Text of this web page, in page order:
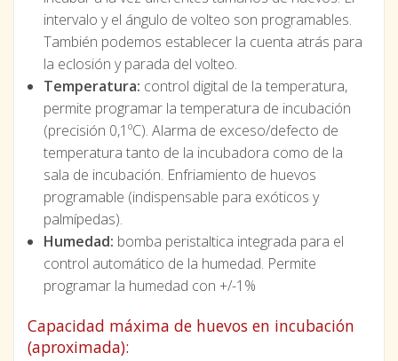
intervalo y el ángulo de volteo son programables.
También podemos establecer la cuenta atrás para
la eclosión y parada del volteo.
Temperatura: control digital de la temperatura,
permite programar la temperatura de incubación
(precisión 0,1ºC). Alarma de exceso/defecto de
temperatura tanto de la incubadora como de la
sala de incubación. Enfriamiento de huevos
programable (indispensable para exóticos y
palmípedas).
Humedad: bomba peristaltica integrada para el
control automático de la humedad. Permite
programar la humedad con +/-1%
Capacidad máxima de huevos en incubación
(aproximada):